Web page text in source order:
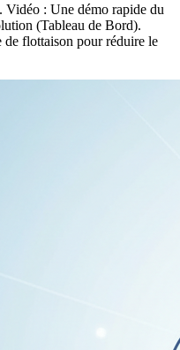
: Une démo rapide du
(Tableau de Bord).
de flottaison pour réduire le